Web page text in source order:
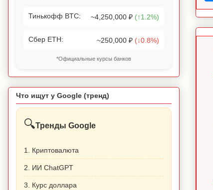
Тинькофф BTC: ~4,250,000 ₽ (↑1.2%)
Сбер ETH: ~250,000 ₽ (↓0.8%)
*Официальные курсы банков
Что ищут у Google (тренд)
🔍Тренды Google
1. Криптовалюта
2. ИИ ChatGPT
3. Курс доллара